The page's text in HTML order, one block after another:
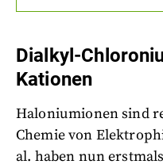
Dialkyl-
Kationen
Haloniumionen sind
Chemie von
al. haben nun